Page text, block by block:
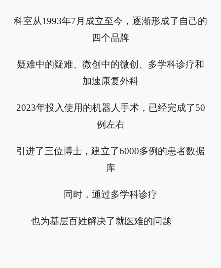
科室从1993年7月成立至今，逐渐形成了自己的
四个品牌
疑难中的疑难、微创中的微创、多学科诊疗和
加速康复外科
2023年投入使用的机器人手术，已经完成了50
例左右
引进了三位博士，建立了6000多例的患者数据
库
同时，通过多学科诊疗
也为基层百姓解决了就医难的问题